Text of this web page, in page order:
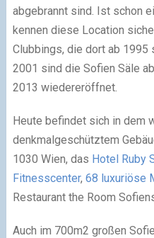
abgebrannt sind. Ist schon
kennen diese Location
Clubbings, die dort ab 1995
2001 sind die Sofien Säle
2013 wiedereröffnet.
Heute befindet sich in dem
denkmalgeschütztem
1030 Wien, das Hotel Ruby
Fitnesscenter, 68 luxuriöse
Restaurant the Room
Auch im 700m2 großen